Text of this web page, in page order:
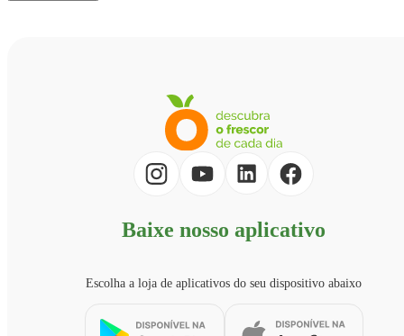
Baixe nosso aplicativo
Escolha a loja de aplicativos do seu dispositivo abaixo